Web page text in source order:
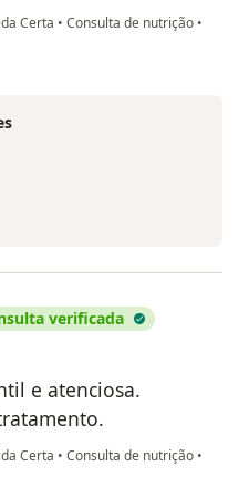
Certa • Consulta de nutrição •
verificada
e atenciosa.
Certa • Consulta de nutrição •